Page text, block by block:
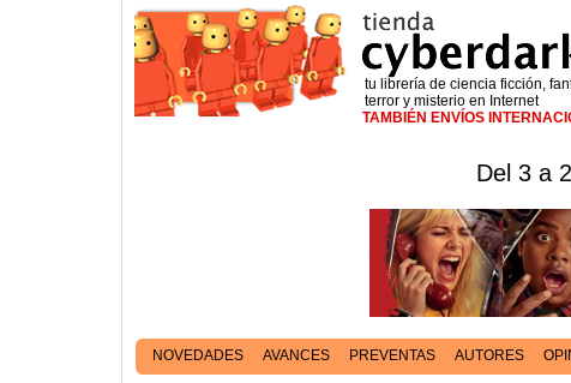
tu librería de ciencia ficción,
terror y misterio en Internet
TAMBIÉN ENVÍOS
Del 3 a
NOVEDADES AVANCES PREVENTAS AUTORES